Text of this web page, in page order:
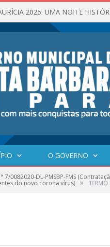
O GOVERNO
7/0082020-DL-PMSBP-FMS
do novo corona vírus) » TERMO